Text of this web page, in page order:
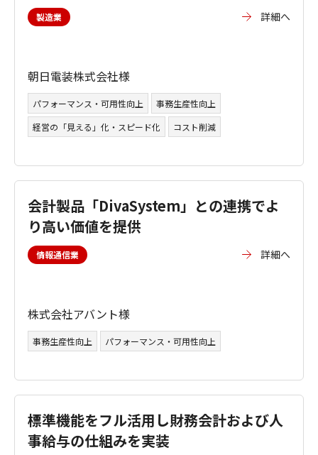
製造業 詳細へ
朝日電装株式会社様
パフォーマンス・可用性向上
事務生産性向上
経営の「見える」化・スピード化
コスト削減
会計製品「DivaSystem」との連携でよ
り高い価値を提供
情報通信業 詳細へ
株式会社アバント様
事務生産性向上 パフォーマンス・可用性向上
標準機能をフル活用し財務会計および人
事給与の仕組みを実装